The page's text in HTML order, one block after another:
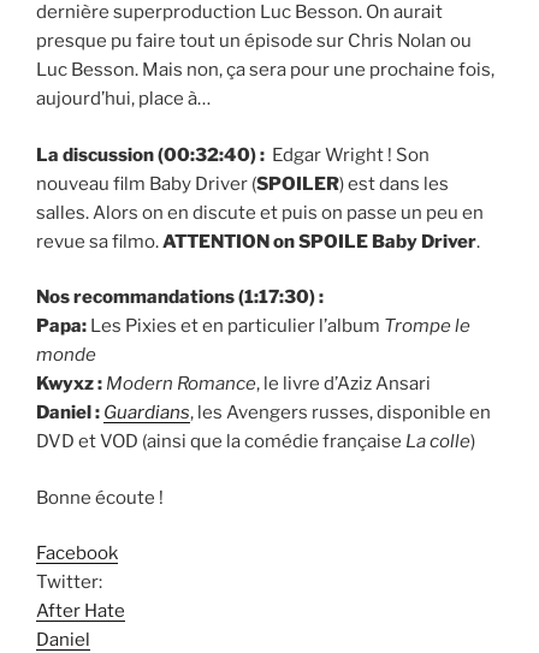
dernière superproduction Luc Besson. On aurait
presque pu faire tout un épisode sur Chris Nolan ou
Luc Besson. Mais non, ça sera pour une prochaine fois,
aujourd’hui, place à…
La discussion (00:32:40) : Edgar Wright ! Son
nouveau film Baby Driver (SPOILER) est dans les
salles. Alors on en discute et puis on passe un peu en
revue sa filmo.ATTENTION on SPOILE Baby Driver.
Nos recommandations (1:17:30) :
Papa: Les Pixies et en particulier l’album Trompe le
monde
Kwyxz : Modern Romance, le livre d’Aziz Ansari
Daniel : Guardians, les Avengers russes, disponible en
DVD et VOD (ainsi que la comédie française La colle)
Bonne écoute !
Facebook
Twitter:
After Hate
Daniel